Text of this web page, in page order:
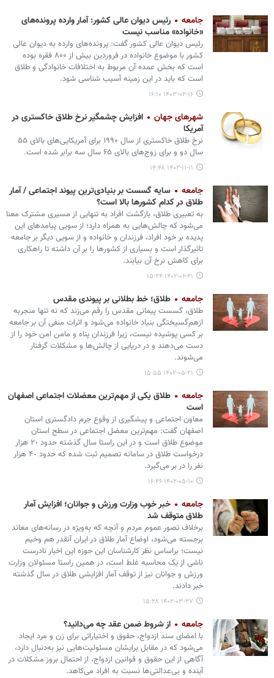
جامعه
رئیس دیوان عالی کشور: آمار وارده پرونده‌های
«خانواده» مناسب نیست
رئیس دیوان عالی کشور گفت: پرونده‌های وارده به دیوان عالی
کشور با موضوع خانواده در فروردین بیش از ۸۰۰ فقره بوده
است که بخش عمده آن مربوط به اختلافات خانوادگی و طلاق
است که باید در این زمینه آسیب شناسی شود.
۱۴۰۳-۰۲-۱۶ ۱۶:۱۰
شهرهای جهان
افزایش چشمگیر نرخ طلاق خاکستری در
آمریکا
نرخ طلاق خاکستری از سال ۱۹۹۰ برای آمریکایی‌های بالای ۵۵
سال دو و برای زوج‌های بالای ۶۵ سال سه برابر شده است.
۱۴۰۲-۱۱-۱۱ ۱۴:۴۸
جامعه
سایه گسست بر بنیادی‌ترین پیوند اجتماعی / آمار
طلاق در کدام کشورها بالا است؟
به تعبیری طلاق، بازگشت افراد به تنهایی از مسیری مشترک معنا
می‌شود که چالش‌هایی به همراه دارد؛ از سویی پیامدهای این
پدیده بر خود افراد، فرزندان و خانواده و از سویی دیگر بر جامعه
تاثیرگذار است و بسیاری از کشورها را بر آن داشته تا راهکاری
برای کاهش نرخ آن بیابند.
۱۴۰۲-۰۶-۲۱ ۱۵:۲۴
جامعه طلاق؛ خط بطلانی بر پیوندی مقدس
طلاق، گسست پیمانی مقدس را رقم می‌زند که نه تنها منجربه
ازهم‌گسیختگی بنیاد خانواده می‌شود و اثرات منفی آن بر جامعه
بر کسی پوشیده نیست، زیرا فرزندان پناه و مامن امن خود را از
دست می‌دهند و در دریایی از چالش‌ها و مشکلات گرفتار
می‌شوند.
۱۴۰۲-۰۵-۲۱ ۱۵:۵۵
جامعه
طلاق یکی از مهم‌ترین معضلات اجتماعی اصفهان
است
معاون اجتماعی و پیشگیری از وقوع جرم دادگستری استان
اصفهان گفت: مهم‌ترین معضل اجتماعی در سطح استان
موضوع طلاق است و در این راستا سال گذشته حدود ۲٠ هزار
درخواست طلاق در سامانه تصمیم ثبت شده که حدود ۴٠ هزار
نفر را در بر می‌گیرد.
۱۴۰۲-۰۵-۱۰ ۱۶:۴۶
جامعه
خبر خوب وزارت ورزش و جوانان؛ افزایش آمار
طلاق متوقف شد
برخلاف تصور عموم مردم و آنچه که به‌ویژه در رسانه‌های معاند
برجسته می‌شود، اوضاع آمار طلاق در ایران آنقدر هم وخیم
نیست؛ براساس نظر کارشناسان این حوزه این اخبار نادرست
ناشی از یک محاسبه غلط است، در همین راستا مسئولان وزارت
ورزش و جوانان نیز از توقف آمار افزایشی طلاق در سال گذشته
خبر دادند.
۱۴۰۲-۰۳-۲۷ ۱۵:۲۸
جامعه از شروط ضمن عقد چه می‌دانید؟
با امضای سند ازدواج، حقوق و اختیاراتی برای زن و مرد ایجاد
می‌شود که در مقابل برایشان مسئولیت‌هایی نیز به‌دنبال دارد،
آگاهی از این حقوق و قوانین ازدواج، از احتمال بروز مشکلات در
آینده و بی‌عدالتی‌ها نسبت به افراد می‌کاهد.